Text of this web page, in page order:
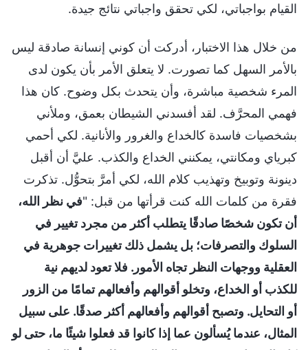
القيام بواجباتي، لكي تحقق واجباتي نتائج جيدة.
من خلال هذا الاختبار، أدركت أن كوني إنسانة صادقة ليس
بالأمر السهل كما تصورت. لا يتعلق الأمر بأن يكون لدى
المرء شخصية مباشرة، وأن يتحدث بكل وضوح. كان هذا
فهمي المحرَّف. لقد أفسدني الشيطان بعمق، وملأني
بشخصيات فاسدة كالخداع والغرور والأنانية. لكي أحمي
كبرياي ومكانتي، يمكنني الخداع والكذب. عليَّ أن أقبل
دينونة وتوبيخ وتهذيب كلام الله، لكي أمرَّ بتحوُّل. تذكرت
فقرة من كلمات الله كنت قرأتها من قبل: "في نظر الله،
أن تكون شخصًا صادقًا يتطلب أكثر من مجرد تغيير في
السلوك والتصرفات؛ بل يشمل ذلك تغييرات جوهرية في
العقلية ووجهات النظر تجاه الأمور. فلا تعود لديهم نية
للكذب أو الخداع، وتخلو أقوالهم وأفعالهم تمامًا من الزور
أو التحايل. وتصبح أقوالهم وأفعالهم أكثر صدقًا. على سبيل
المثال، عندما يُسألون عما إذا كانوا قد فعلوا شيئًا ما، حتى لو